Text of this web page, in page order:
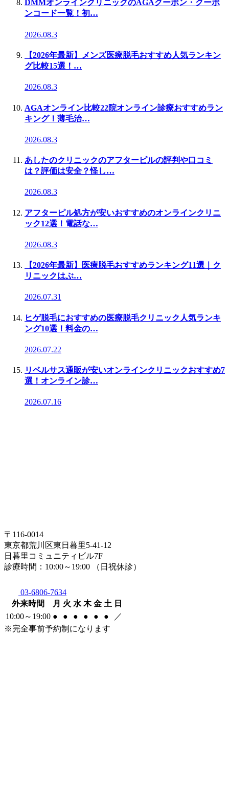
DMMオンラインクリニックのAGAクーポン・クーポ
ンコード一覧！初…
2026.08.3
【2026年最新】メンズ医療脱毛おすすめ人気ランキン
グ比較15選！…
2026.08.3
AGAオンライン比較22院オンライン診療おすすめラン
キング！薄毛治…
2026.08.3
あしたのクリニックのアフターピルの評判や口コミ
は？評価は安全？怪し…
2026.08.3
アフターピル処方が安いおすすめのオンラインクリニ
ック12選！電話な…
2026.08.3
【2026年最新】医療脱毛おすすめランキング11選｜ク
リニックはぶ…
2026.07.31
ヒゲ脱毛におすすめの医療脱毛クリニック人気ランキ
ング10選！料金の…
2026.07.22
リベルサス通販が安いオンラインクリニックおすすめ7
選！オンライン診…
2026.07.16
〒116-0014
東京都荒川区東日暮里5-41-12
日暮里コミュニティビル7F
診療時間：10:00～19:00 （日祝休診）
03-6806-7634
外来時間
月 火 水 木 金 土 日
10:00～19:00 ● ● ● ● ● ●
／
※完全事前予約制になります